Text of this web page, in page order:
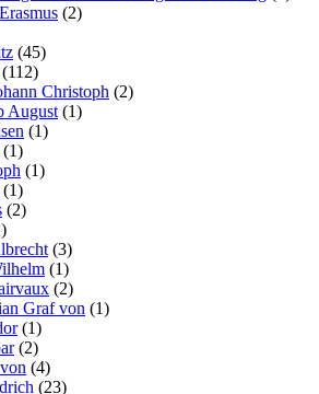
(2)
(45)
(112)
Christoph (2)
August (1)
(1)
(1)
(1)
(1)
(2)
(3)
(1)
(2)
Graf von (1)
(1)
(2)
(4)
(23)